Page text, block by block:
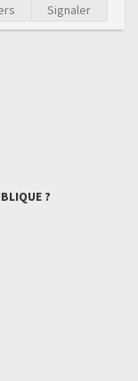
Signaler
?